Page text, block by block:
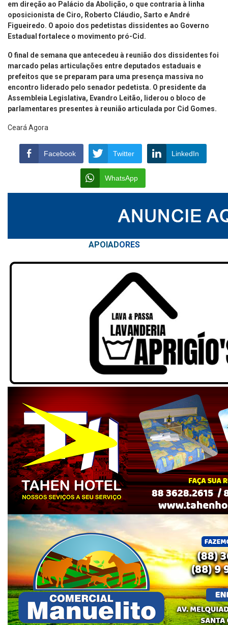
em direção ao Palácio da Abolição, o que contraria à linha
oposicionista de Ciro, Roberto Cláudio, Sarto e André
Figueiredo. O apoio dos pedetistas dissidentes ao Governo
Estadual fortalece o movimento pró-Cid.
O final de semana que antecedeu à reunião dos dissidentes foi
marcado pelas articulações entre deputados estaduais e
prefeitos que se preparam para uma presença massiva no
encontro liderado pelo senador pedetista. O presidente da
Assembleia Legislativa, Evandro Leitão, liderou o bloco de
parlamentares presentes à reunião articulada por Cid Gomes.
Ceará Agora
Facebook Twitter LinkedIn
WhatsApp
APOIADORES